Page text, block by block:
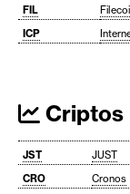
FIL
ICP
Criptos
JST JUST
CRO
Cronos